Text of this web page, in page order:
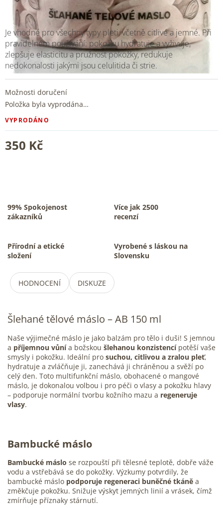
350 Kč
VYPRODÁNO
Možnosti doručení
Položka byla vyprodána…
Je vhodné pro všechny typy pleti, včetně citlivé a jemné. Při
pravidelném používání: pokožku hydratuje a vyživuje,
zlepšuje elasticitu a pružnost pokožky, redukuje
nedokonalosti jakými jsou celulitida či strie.
99% Spokojenost
zákazníků
Více jak 2500
recenzí
Přírodní a etické
složení
Vyrobené s láskou na
Slovensku
HODNOCENÍ DISKUZE
Šlehané tělové máslo – AB 150 ml
Naše výjimečné máslo je jako balzám pro tělo i duši! S jemnou
a příjemnou vůnía božskou šlehanou konzistencípotěší vaše
smysly i pokožku. Ideální pro suchou, citlivou a zralou pleť,
hydratuje a zvláčňuje ji, zanechává ji chráněnou a svěží po
celý den. Toto multifunkční máslo, obohacené o mangové
máslo, je dokonalou volbou i pro péči o vlasy a pokožku hlavy
– podporuje normální tvorbu kožního mazu a regeneruje
vlasy.
Bambucké máslo
Bambucké máslo se rozpouští při tělesné teplotě, dobře váže
vodu a vstřebává se do pokožky. Výzkumy potvrdily, že
bambucké máslo podporuje regeneraci buněčné tkáně a
změkčuje pokožku. Snižuje výskyt jemných linií a vrásek, čímž
zmírňuje příznaky stárnutí.